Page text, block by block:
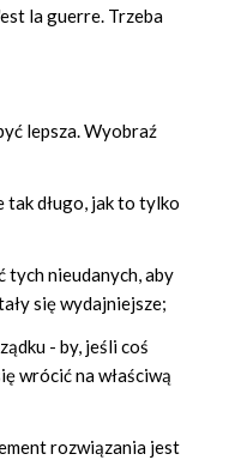
la guerre. Trzeba
lepsza. Wyobraź
tak długo, jak to tylko
nieudanych, aby
się wydajniejsze;
- by, jeśli coś
wrócić na właściwą
rozwiązania jest